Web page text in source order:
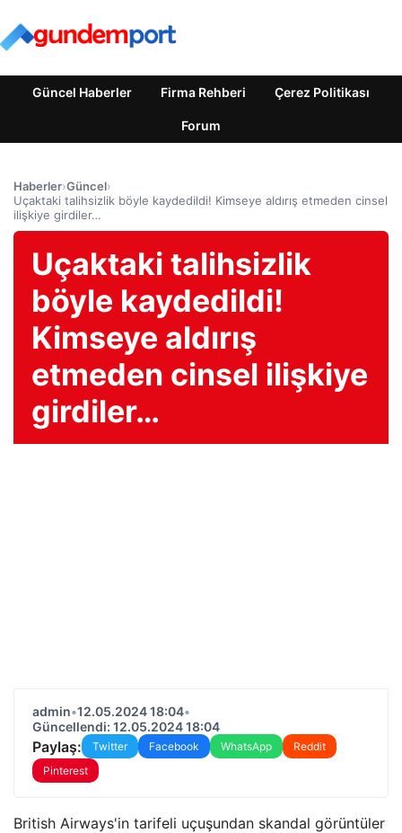
Güncel Haberler Firma Rehberi Çerez Politikası
Forum
Haberler›Güncel›
Uçaktaki talihsizlik böyle kaydedildi! Kimseye aldırış etmeden cinsel
ilişkiye girdiler…
Uçaktaki talihsizlik
böyle kaydedildi!
Kimseye aldırış
etmeden cinsel ilişkiye
girdiler…
admin•12.05.2024 18:04•
Güncellendi: 12.05.2024 18:04
Paylaş: Twitter Facebook WhatsApp
Reddit
Pinterest
British Airways'in tarifeli uçuşundan skandal görüntüler